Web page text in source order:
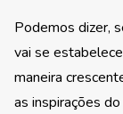
Podemos dizer,
vai se
maneira
as inspirações do